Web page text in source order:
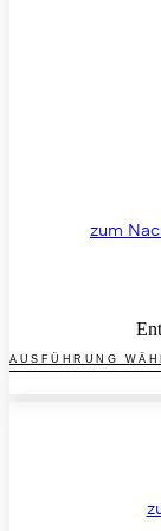
zum
AUSFÜHRUNG